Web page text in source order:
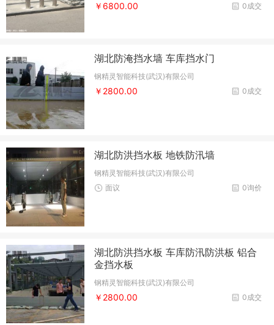
0成交
￥6800.00
湖北防淹挡水墙 车库挡水门
钢精灵智能科技(武汉)有限公司
0成交
￥2800.00
湖北防洪挡水板 地铁防汛墙
钢精灵智能科技(武汉)有限公司
0询价
面议
湖北防洪挡水板 车库防汛防洪板 铝合
金挡水板
钢精灵智能科技(武汉)有限公司
0成交
￥2800.00